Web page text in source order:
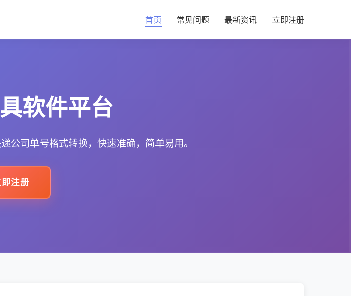
首页 常见问题 最新资讯 立即注册
软件平台
公司单号格式转换，快速准确，简单易用。
注册